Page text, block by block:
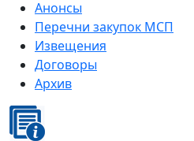
Анонсы
Перечни закупок МСП
Извещения
Договоры
Архив